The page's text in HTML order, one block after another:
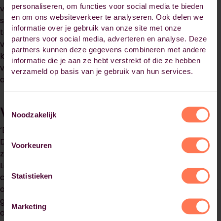
personaliseren, om functies voor social media te bieden
en om ons websiteverkeer te analyseren. Ook delen we
informatie over je gebruik van onze site met onze
partners voor social media, adverteren en analyse. Deze
partners kunnen deze gegevens combineren met andere
informatie die je aan ze hebt verstrekt of die ze hebben
verzameld op basis van je gebruik van hun services.
Noodzakelijk
Voorkeuren
Statistieken
Marketing
voor een halfjaar tijdswinst zorgt. Daarnaast kijken we
steeds hoe we de bestaande werkervaring van onze
teamleiders kunnen waarderen in de vorm van
vrijstellingen en toegang tot een verkort traject. Zo
kijken we steeds samen met Habeo+ waar het
verantwoord sneller kan. Bijvoorbeeld binnen ons
acceleratieprogramma.’
Verbinding met de werkvloer
‘Een stevige verbinding met de werkvloer is cruciaal.
Daarom hebben we vanaf het begin gekozen voor een
zogenoemde cockpitgroep met mensen vanuit ons
Leerhuis, Habeo+ en de deelnemers. Samen kijken we
continu wat er anders of beter kan, wat zorgt voor een
optimale integratie tussen theorie en praktijk. De eerste
groep deelnemers voelde zich bijvoorbeeld onzeker
over wat er werd verwacht en wat ze precies moesten